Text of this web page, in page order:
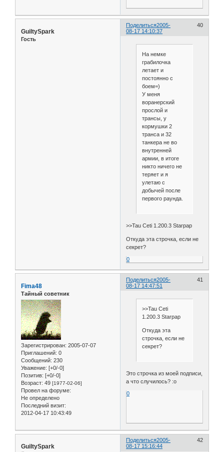
Поделиться 40
2005-
08-17 14:10:37
GuiltySpark
Гость
На немке
грабилочка
летает и
постоянно с
боем=)
У меня
воранерский
прослой и
трансы, у
кормушки 2
транса и 32
танкера не во
внутренней
армии, в итоге
никто ничего не
теряет и я
улетаю с
добычей после
первого раунда.
>>Tau Ceti 1.200.3 Starpap
Откуда эта строчка, если не
секрет?
0
Поделиться 41
2005-
08-17 14:47:51
Fima48
Тайный советник
Зарегистрирован: 2005-07-07
Приглашений: 0
Сообщений: 230
Уважение: [+0/-0]
Позитив: [+0/-0]
Возраст: 49 [1977-02-06]
Провел на форуме:
Не определено
Последний визит:
2012-04-17 10:43:49
>>Tau Ceti
1.200.3 Starpap
Откуда эта
строчка, если не
секрет?
Это строчка из моей подписи,
а что случилось? :o
0
Поделиться 42
2005-
08-17 15:16:44
GuiltySpark